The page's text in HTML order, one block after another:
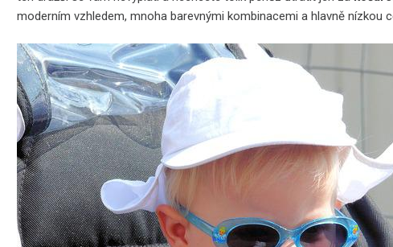
moderním vzhledem, mnoha barevnými kombinacemi a hlavně nízkou